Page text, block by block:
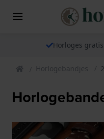
Horloges
Horlogebandjes